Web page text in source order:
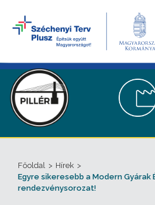
Főoldal > Hírek >
Egyre sikeresebb a Modern Gyárak
rendezvénysorozat!